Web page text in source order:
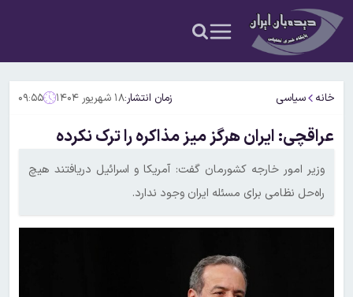
خانه سیاسی زمان انتشار:۱۸ شهریور ۱۴۰۴ ۰۹:۵۵
عراقچی: ایران هرگز میز مذاکره را ترک نکرده
وزیر امور خارجه کشورمان گفت: آمریکا و اسرائیل دریافتند هیچ
راه‌حل نظامی برای مسئله ایران وجود ندارد.